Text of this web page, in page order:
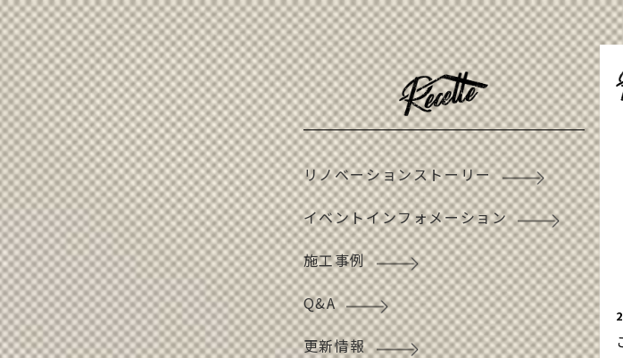
リノベーションストーリー
イベントインフォメーション
施工事例
Q&A
更新情報